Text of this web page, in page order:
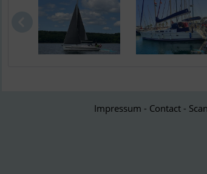
Impressum - Contact -